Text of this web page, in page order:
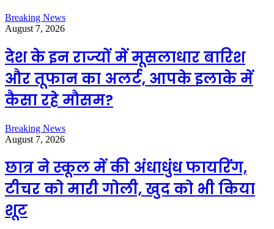
Breaking News
August 7, 2026
देश के इन राज्यों में मूसलाधार बारिश
और तूफान का अलर्ट, आपके इलाके में
कैसा रहे मौसम?
Breaking News
August 7, 2026
छात्र ने स्कूल में की अंधाधुंध फायरिंग,
टीचर को मारी गोली, खुद को भी किया
शूट